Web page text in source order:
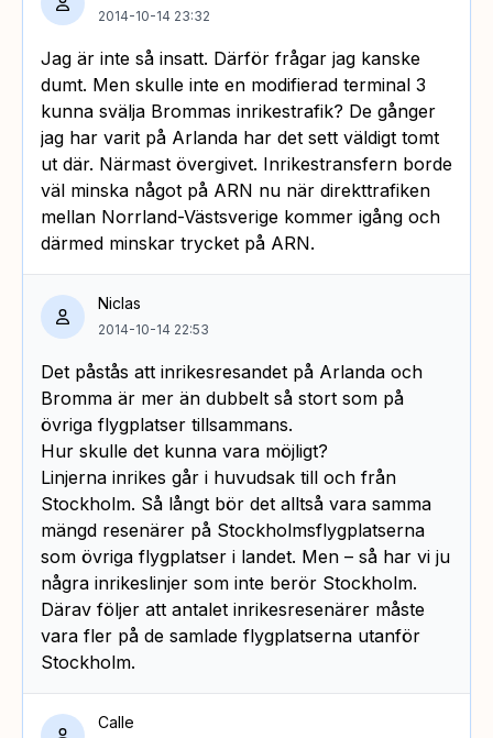
2014-10-14 23:32
Jag är inte så insatt. Därför frågar jag kanske
dumt. Men skulle inte en modifierad terminal 3
kunna svälja Brommas inrikestrafik? De gånger
jag har varit på Arlanda har det sett väldigt tomt
ut där. Närmast övergivet. Inrikestransfern borde
väl minska något på ARN nu när direkttrafiken
mellan Norrland-Västsverige kommer igång och
därmed minskar trycket på ARN.
Niclas
2014-10-14 22:53
Det påstås att inrikesresandet på Arlanda och
Bromma är mer än dubbelt så stort som på
övriga flygplatser tillsammans.
Hur skulle det kunna vara möjligt?
Linjerna inrikes går i huvudsak till och från
Stockholm. Så långt bör det alltså vara samma
mängd resenärer på Stockholmsflygplatserna
som övriga flygplatser i landet. Men – så har vi ju
några inrikeslinjer som inte berör Stockholm.
Därav följer att antalet inrikesresenärer måste
vara fler på de samlade flygplatserna utanför
Stockholm.
Calle